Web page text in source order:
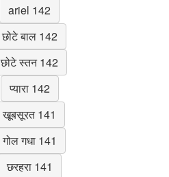
ariel 142
छोटे बाल 142
छोटे स्तन 142
प्यारा 142
खूबसूरत 141
गोल गधा 141
छरहरा 141